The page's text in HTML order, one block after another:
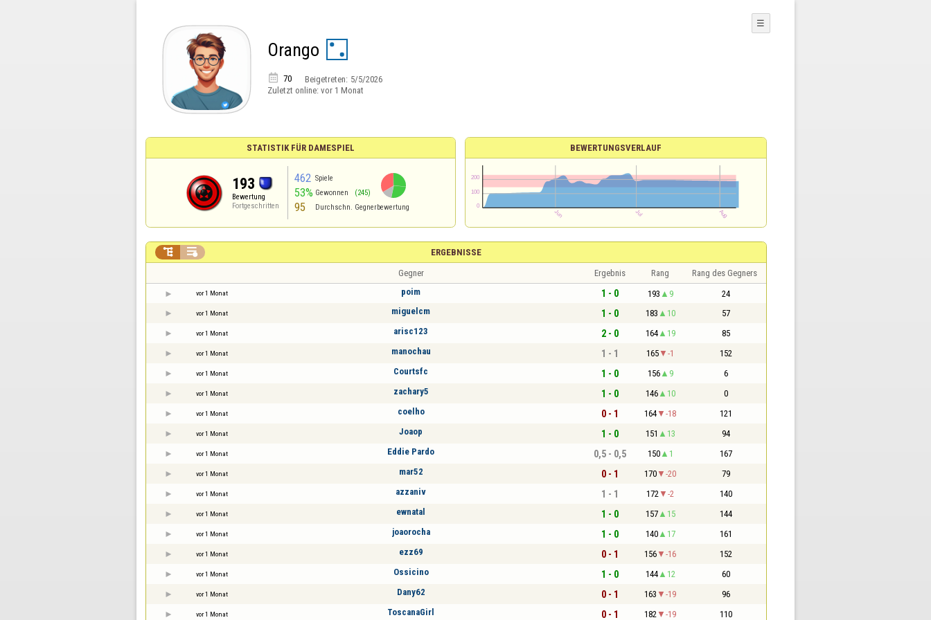
Orango
 70 Beigetreten: 5/5/2026
Zuletzt online: vor 1 Monat
☰
STATISTIK FÜR DAMESPIEL
193
Bewertung
Fortgeschritten
462 Spiele
53% Gewonnen (245)
95 Durchschn. Gegnerbewertung
BEWERTUNGSVERLAUF
ERGEBNISSE
 
Gegner Ergebnis Rang Rang des Gegners
vor 1 Monat poim 1 - 0 193 9 24
vor 1 Monat miguelcm 1 - 0 183 10 57
vor 1 Monat arisc123 2 - 0 164 19 85
vor 1 Monat manochau 1 - 1 165 -1 152
vor 1 Monat Courtsfc 1 - 0 156 9 6
vor 1 Monat zachary5 1 - 0 146 10 0
vor 1 Monat coelho 0 - 1 164 -18 121
vor 1 Monat Joaop 1 - 0 151 13 94
vor 1 Monat Eddie Pardo 0,5 - 0,5 150 1 167
vor 1 Monat mar52 0 - 1 170 -20 79
vor 1 Monat azzaniv 1 - 1 172 -2 140
vor 1 Monat ewnatal 1 - 0 157 15 144
vor 1 Monat joaorocha 1 - 0 140 17 161
vor 1 Monat ezz69 0 - 1 156 -16 152
vor 1 Monat Ossicino 1 - 0 144 12 60
vor 1 Monat Dany62 0 - 1 163 -19 96
vor 1 Monat ToscanaGirl 0 - 1 182 -19 110